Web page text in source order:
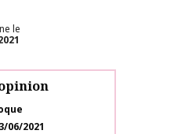
le
06/2021